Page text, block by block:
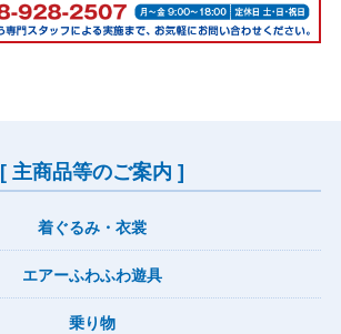
[ 主商品等のご案内 ]
着ぐるみ・衣裳
エアーふわふわ遊具
乗り物